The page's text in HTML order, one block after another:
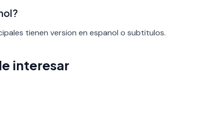
tienen version en espanol o subtitulos.
interesar